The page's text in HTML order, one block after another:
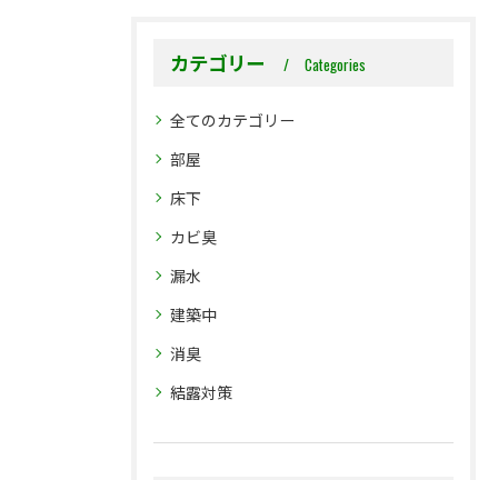
カテゴリー Categories
全てのカテゴリー
部屋
床下
カビ臭
漏水
建築中
消臭
結露対策